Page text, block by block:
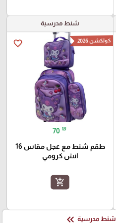
شنط مدرسية
favorite_border كولكشن 2026
70 ₪
طقم شنط مع عجل مقاس 16
انش كرومي
add_shopping_cart
شنط مدرسية keyboard_double_arrow_left